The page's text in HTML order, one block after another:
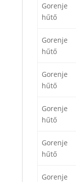
Gorenje
hűtő
Gorenje
hűtő
Gorenje
hűtő
Gorenje
hűtő
Gorenje
hűtő
Gorenje